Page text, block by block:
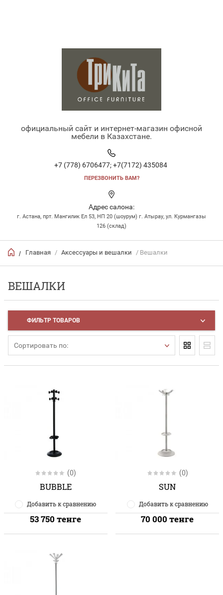
официальный сайт и интернет-магазин офисной
мебели в Казахстане.
+7 (778) 6706477;+7(7172) 435084
ПЕРЕЗВОНИТЬ ВАМ?
Адрес салона:
г. Астана, прт. Мангилик Ел 53, НП 20 (шоурум) г. Атырау, ул. Курмангазы
126 (склад)
/ Главная / Аксессуары и вешалки / Вешалки
ВЕШАЛКИ
ФИЛЬТР ТОВАРОВ
Сортировать по:
(0)
BUBBLE
Добавить к сравнению
53 750 тенге
(0)
SUN
Добавить к сравнению
70 000 тенге